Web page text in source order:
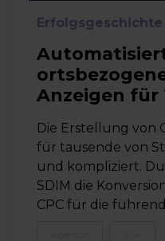
Erfolgsgeschichte
Anzeigen für
Die Erstellung von
für tausende von
und kompliziert.
SDIM die
CPC für die